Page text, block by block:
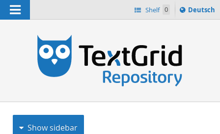
Navigation Shelf 0
Sprache
ï¿½ndern
Deutsch
Show sidebar